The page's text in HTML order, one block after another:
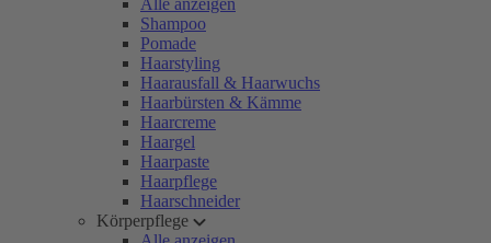
Alle anzeigen
Shampoo
Pomade
Haarstyling
Haarausfall & Haarwuchs
Haarbürsten & Kämme
Haarcreme
Haargel
Haarpaste
Haarpflege
Haarschneider
Körperpflege